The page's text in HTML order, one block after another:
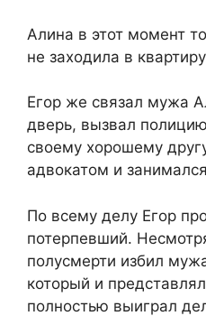
Алина в этот момент
не заходила в
Егор же связал мужа
дверь, вызвал
своему хорошему
адвокатом и
По всему делу Егор
потерпевший.
полусмерти избил
который и
полностью выиграл